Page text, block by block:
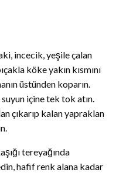
incecik, yeşile çalan
köke yakın kısmını
üstünden koparın.
içine tek tok atın.
çıkarıp kalan yapraklan
tereyağında
hafif renk alana kadar